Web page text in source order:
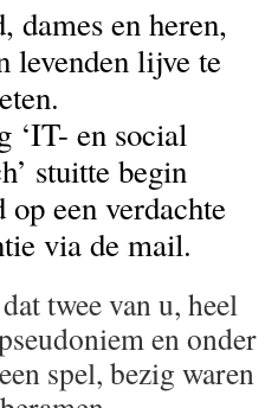
dames en heren,
levenden lijve te
‘IT- en social
stuitte begin
een verdachte
via de mail.
twee van u, heel
en onder
spel, bezig waren